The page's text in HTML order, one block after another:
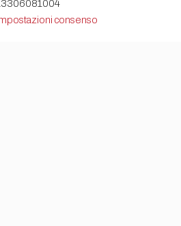
consenso